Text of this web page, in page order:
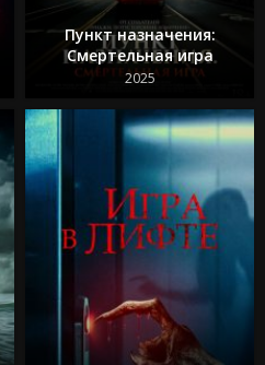
Пункт назначения:
Смертельная игра
2025